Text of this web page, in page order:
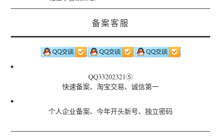
备案客服
QQ33202321⑤
快速备案、淘宝交易、诚信第一
个人企业备案、今年开头新号、独立密码